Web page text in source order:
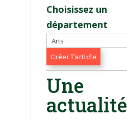
Choisissez un
département
Une
actualité